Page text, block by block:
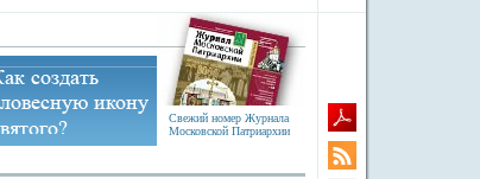
Свежий номер Журнала
Московской Патриархии